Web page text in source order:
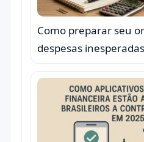
Como preparar seu
despesas inesperadas